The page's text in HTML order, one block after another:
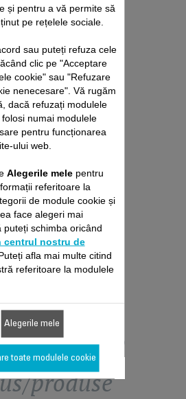
DE REPARAȚII
VERTICAL
ROWENTA
cu 6 luni a garanției!
RON
Adaugă în coş
pentru 2
produse
și pentru a vă permite să
pe rețelele sociale.
sau puteți refuza cele
clic pe "Acceptare
cookie" sau "Refuzare
nenecesare". Vă rugăm
dacă refuzați modulele
numai modulele
pentru funcționarea
ului web.
Alegerile melepentru
referitoare la
de module cookie și
face alegeri mai
puteți schimba oricând
centrul nostru de
afla mai multe citind
referitoare la modulele
Alegerile mele
toate modulele cookie